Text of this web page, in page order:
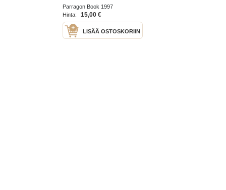
Parragon Book 1997
Hinta:
15,00 €
LISÄÄ OSTOSKORIIN